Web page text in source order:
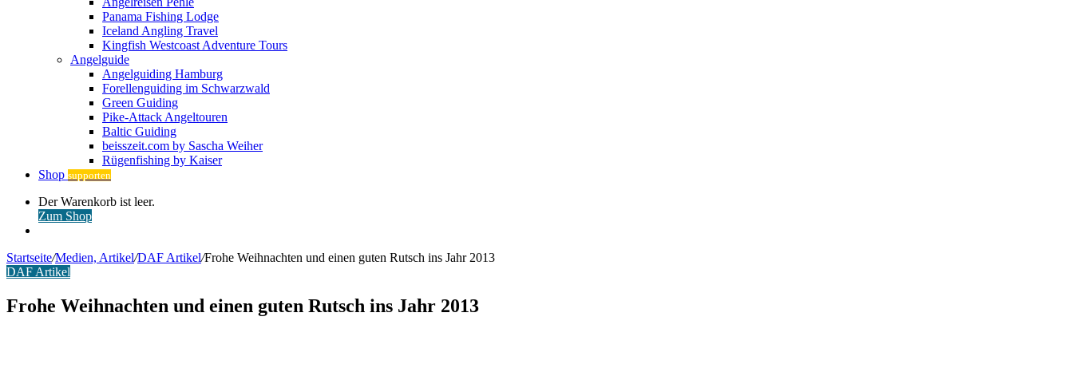
Panama Fishing Lodge
Iceland Angling Travel
Kingfish Westcoast Adventure Tours
Angelguide
Angelguiding Hamburg
Forellenguiding im Schwarzwald
Green Guiding
Pike-Attack Angeltouren
Baltic Guiding
beisszeit.com by Sascha Weiher
Rügenfishing by Kaiser
Shop supporten
Warenkorb
ansehen
Der Warenkorb ist leer.
Zum Shop
Startseite/Medien, Artikel/DAF Artikel/Frohe Weihnachten und einen guten Rutsch ins Jahr 2013
DAF Artikel
Frohe Weihnachten und einen guten Rutsch ins Jahr 2013